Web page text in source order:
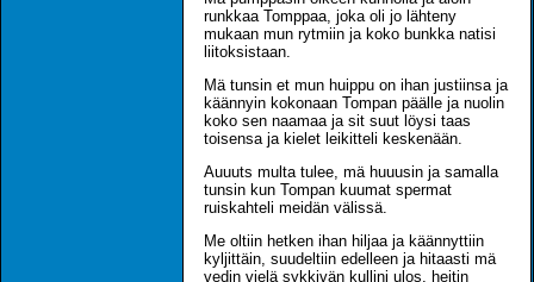
runkkaa Tomppaa, joka oli jo lähteny
mukaan mun rytmiin ja koko bunkka natisi
liitoksistaan.
Mä tunsin et mun huippu on ihan justiinsa ja
käännyin kokonaan Tompan päälle ja nuolin
koko sen naamaa ja sit suut löysi taas
toisensa ja kielet leikitteli keskenään.
Auuuts multa tulee, mä huuusin ja samalla
tunsin kun Tompan kuumat spermat
ruiskahteli meidän välissä.
Me oltiin hetken ihan hiljaa ja käännyttiin
kyljittäin, suudeltiin edelleen ja hitaasti mä
vedin vielä sykkivän kullini ulos, heitin